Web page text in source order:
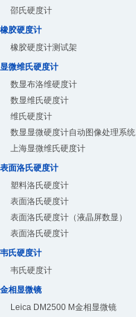
邵氏硬度计
橡胶硬度计
橡胶硬度计测试架
显微维氏硬度计
数显布洛维硬度计
数显维氏硬度计
维氏硬度计
数显显微硬度计自动图像处理系统
上海显微维氏硬度计
表面洛氏硬度计
塑料洛氏硬度计
表面洛氏硬度计
表面洛氏硬度计（液晶屏数显）
表面洛氏硬度计
韦氏硬度计
韦氏硬度计
金相显微镜
Leica DM2500 M金相显微镜